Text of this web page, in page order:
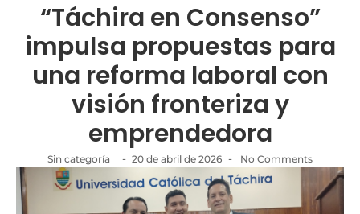
“Táchira en Consenso”
impulsa propuestas para
una reforma laboral con
visión fronteriza y
emprendedora
Sin categoría - 20 de abril de 2026 - No Comments